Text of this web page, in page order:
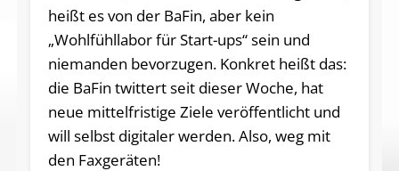
heißt es von der BaFin, aber kein
„Wohlfühllabor für Start-ups“ sein und
niemanden bevorzugen. Konkret heißt das:
die BaFin twittert seit dieser Woche, hat
neue mittelfristige Ziele veröffentlicht und
will selbst digitaler werden. Also, weg mit
den Faxgeräten!